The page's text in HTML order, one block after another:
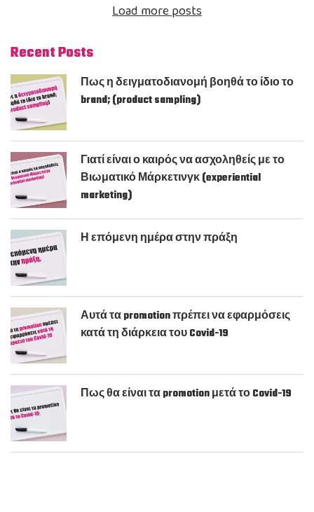
Load more posts
Recent Posts
Πως η δειγματοδιανομή βοηθά το ίδιο το
brand; (product sampling)
Γιατί είναι ο καιρός να ασχοληθείς με το
Βιωματικό Μάρκετινγκ (experiential
marketing)
Η επόμενη ημέρα στην πράξη
Αυτά τα promotion πρέπει να εφαρμόσεις
κατά τη διάρκεια του Covid-19
Πως θα είναι τα promotion μετά το Covid-19